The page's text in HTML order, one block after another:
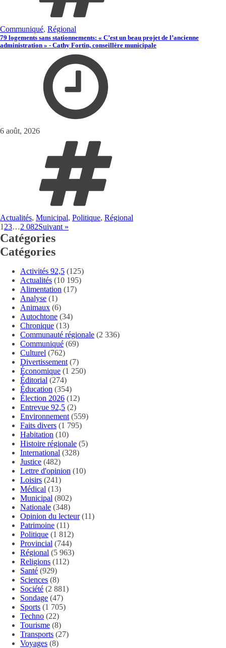
Communiqué, Régional
79 logements sans stationnements: « C’est un beau projet de l’ancienne
administration » - Cathy Fortin, conseillère municipale
6 août, 2026
Actualités, Municipal, Politique, Régional
1 23…2 082Suivant »
Catégories
Catégories
Activités 92,5 (125)
Actualités (10 195)
Alimentation (17)
Analyse (1)
Animaux (6)
Autochtone (34)
Chronique (13)
Communauté régionale (2 336)
Communiqué (69)
Culturel (762)
Divertissement (7)
Économique (1 250)
Éditorial (274)
Éducation (354)
Élection 2026 (12)
Entrevue 92,5 (2)
Environnement (559)
Faits divers (1 795)
Habitation (10)
Histoire régionale (5)
International (328)
Justice (482)
Lettre d'opinion (10)
Loisirs (241)
Médical (13)
Municipal (802)
Nationale (348)
Opinion du lecteur(11)
Patrimoine (11)
Politique (1 812)
Provincial (744)
Régional (5 963)
Religions (112)
Santé (929)
Sciences (8)
Société (2 881)
Sondage (47)
Sports (1 705)
Techno (22)
Tourisme (8)
Transports (27)
Voyages (8)